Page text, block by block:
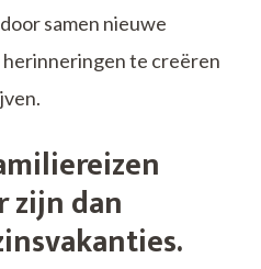
samen nieuwe
te creëren
zijn dan